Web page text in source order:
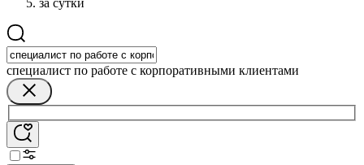
за сутки
специалист по работе с корпоративными клиентами